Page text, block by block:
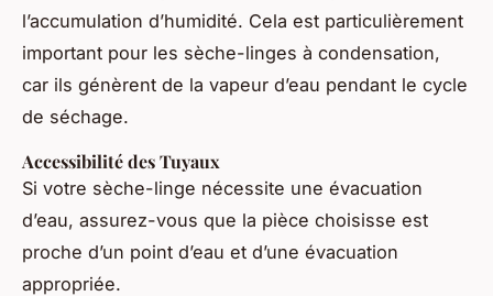
l’accumulation d’humidité. Cela est particulièrement
important pour les sèche-linges à condensation,
car ils génèrent de la vapeur d’eau pendant le cycle
de séchage.
Accessibilité des Tuyaux
Si votre sèche-linge nécessite une évacuation
d’eau, assurez-vous que la pièce choisisse est
proche d’un point d’eau et d’une évacuation
appropriée.